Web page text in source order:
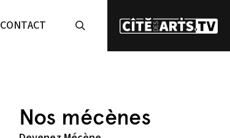
CONTACT
Nos mécènes